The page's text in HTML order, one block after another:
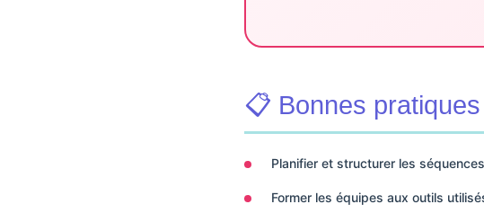
📋 Bonnes pratiques
Planifier et structurer les
Former les équipes aux outils